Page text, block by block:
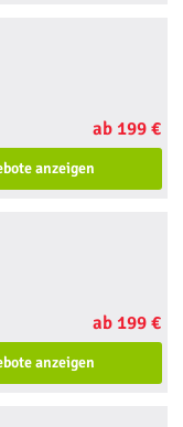
ab 199 €
anzeigen
ab 199 €
anzeigen